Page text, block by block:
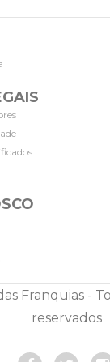
Franquias -
reservados